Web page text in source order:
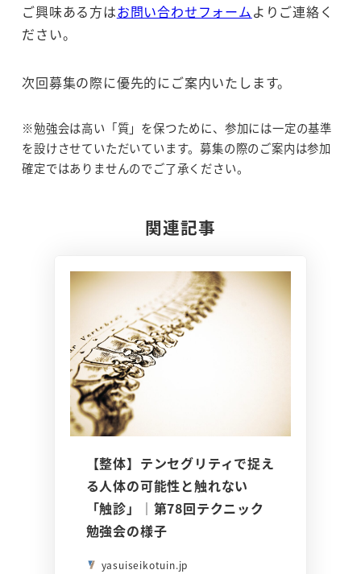
ご興味ある方はお問い合わせフォームよりご連絡く
ださい。
次回募集の際に優先的にご案内いたします。
※勉強会は高い「質」を保つために、参加には一定の基準
を設けさせていただいています。募集の際のご案内は参加
確定ではありませんのでご了承ください。
関連記事
【整体】テンセグリティで捉え
る人体の可能性と触れない
「触診」｜第78回テクニック
勉強会の様子
yasuiseikotuin.jp